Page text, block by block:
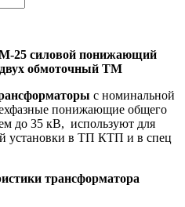
25 силовой понижающий
обмоточный ТМ
с номинальной
понижающие общего
до 35 кВ, используют для
установки в ТП КТП и в спец
трансформатора